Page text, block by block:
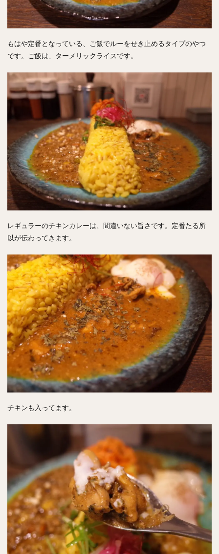
もはや定番となっている、ご飯でルーをせき止めるタイプのやつ
です。ご飯は、ターメリックライスです。
レギュラーのチキンカレーは、間違いない旨さです。定番たる所
以が伝わってきます。
チキンも入ってます。